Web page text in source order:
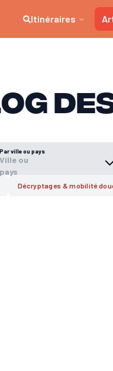
Itinéraires
Ville ou
pays
Par ville ou pays
Décryptages & mobilité